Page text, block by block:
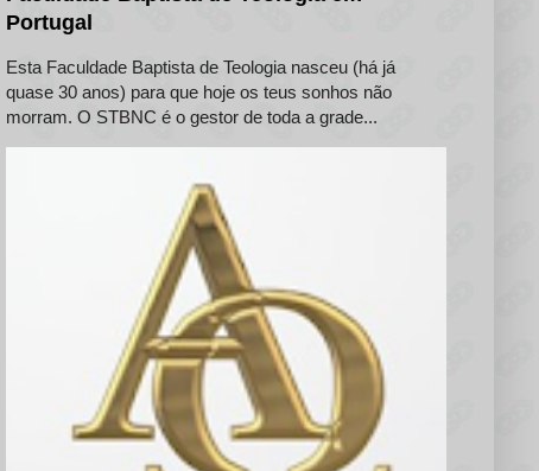
Portugal
Esta Faculdade Baptista de Teologia nasceu (há já
quase 30 anos) para que hoje os teus sonhos não
morram. O STBNC é o gestor de toda a grade...